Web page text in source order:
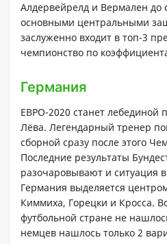
Алдервейрелд и Вермален до
основными центральными
заслуженно входит в топ-3
чемпионство по
Германия
ЕВРО-2020 станет лебединой
Лёва. Легендарный тренер
сборной сразу после этого
Последние результаты
разочаровывают и ситуация
Германия выделяется
Киммиха, Горецки и Кросса.
футбольной стране не
немцев нашлось только 2